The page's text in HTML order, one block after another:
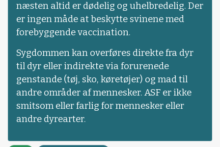
næsten altid er dødelig og uhelbredelig. Der
er ingen måde at beskytte svinene med
forebyggende vaccination.
Sygdommen kan overføres direkte fra dyr
til dyr eller indirekte via forurenede
genstande (tøj, sko, køretøjer) og mad til
andre områder af mennesker. ASF er ikke
smitsom eller farlig for mennesker eller
andre dyrearter.